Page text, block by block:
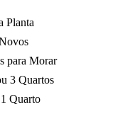
Planta
para Morar
3 Quartos
Quarto